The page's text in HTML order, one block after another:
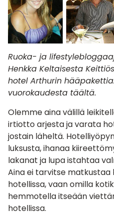
Ruoka- ja
Henkka Keltaisesta
hotel Arthurin
vuorokaudesta täältä.
Olemme aina välillä
irtiotto arjesta ja varata
jostain läheltä.
luksusta, ihanaa
lakanat ja lupa istahtaa
Aina ei tarvitse matkustaa
hotellissa, vaan omilla
hemmotella itseään
hotellissa.